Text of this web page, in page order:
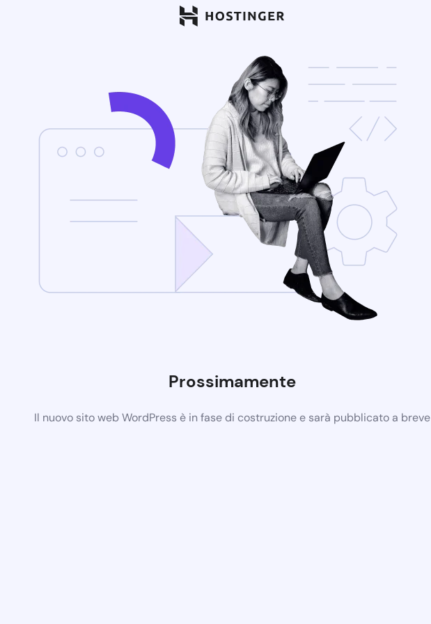
Prossimamente
Il nuovo sito web WordPress è in fase di costruzione e sarà pubblicato a breve